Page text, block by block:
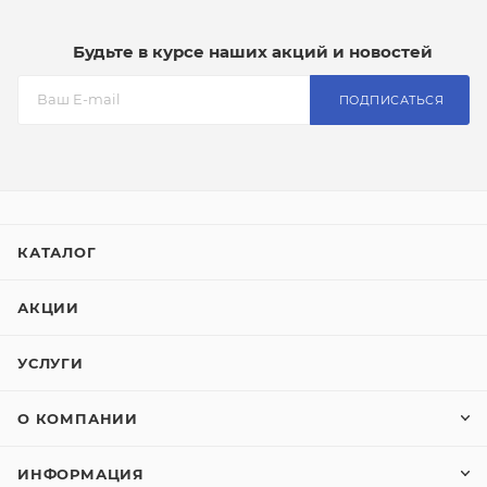
Будьте в курсе наших акций и новостей
ПОДПИСАТЬСЯ
КАТАЛОГ
АКЦИИ
УСЛУГИ
О КОМПАНИИ
ИНФОРМАЦИЯ